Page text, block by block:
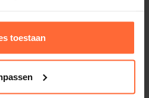
toestaan